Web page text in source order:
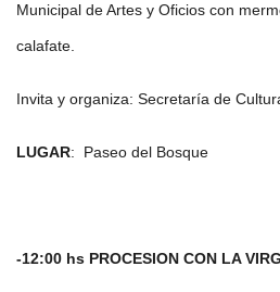
Municipal de Artes y Oficios con
calafate.
Invita y organiza: Secretaría de
LUGAR: Paseo del Bosque
-12:00 hs PROCESION CON LA